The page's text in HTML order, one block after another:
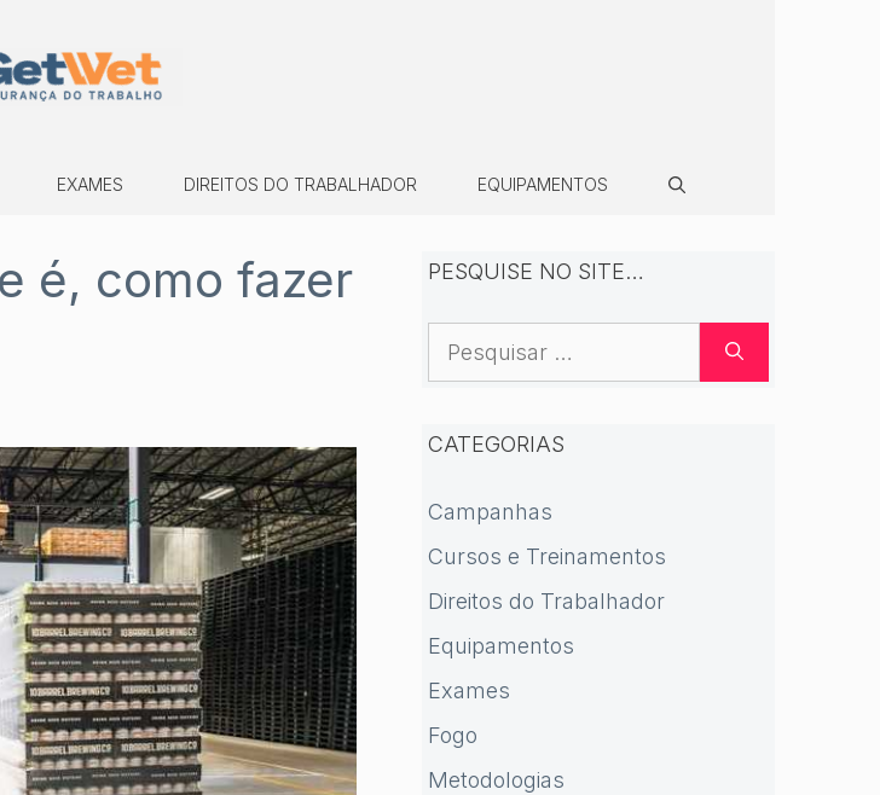
EXAMES DIREITOS DO TRABALHADOR EQUIPAMENTOS
é, como fazer
PESQUISE NO SITE…
CATEGORIAS
Campanhas
Cursos e Treinamentos
Direitos do Trabalhador
Equipamentos
Exames
Fogo
Metodologias